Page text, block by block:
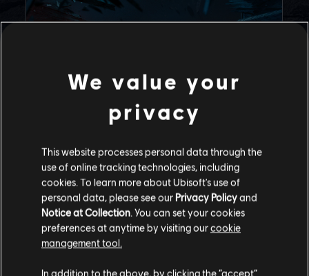
8 / ตุลาคม /พ.ศ. 2568
AN UPDATE TO THE SIEGE
COMMUNITY
We've been reading your feedback and recognize
there are important subjects we need to address.
We value your
privacy
This website processes personal data through the
use of online tracking technologies, including
cookies. To learn more about Ubisoft's use of
personal data, please see our Privacy Policyand
Notice at Collection. You can set your cookies
preferences at anytime by visiting ourcookie
management tool.
In addition to the above, by clicking the “accept”